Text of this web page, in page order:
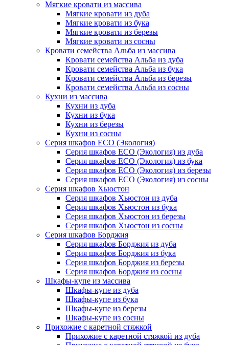
Мягкие кровати из массива
Мягкие кровати из дуба
Мягкие кровати из бука
Мягкие кровати из березы
Мягкие кровати из сосны
Кровати семейства Альба из массива
Кровати семейства Альба из дуба
Кровати семейства Альба из бука
Кровати семейства Альба из березы
Кровати семейства Альба из сосны
Кухни из массива
Кухни из дуба
Кухни из бука
Кухни из березы
Кухни из сосны
Серия шкафов ECO (Экология)
Серия шкафов ECO (Экология) из дуба
Серия шкафов ECO (Экология) из бука
Серия шкафов ECO (Экология) из березы
Серия шкафов ECO (Экология) из сосны
Серия шкафов Хьюстон
Серия шкафов Хьюстон из дуба
Серия шкафов Хьюстон из бука
Серия шкафов Хьюстон из березы
Серия шкафов Хьюстон из сосны
Серия шкафов Борджия
Серия шкафов Борджия из дуба
Серия шкафов Борджия из бука
Серия шкафов Борджия из березы
Серия шкафов Борджия из сосны
Шкафы-купе из массива
Шкафы-купе из дуба
Шкафы-купе из бука
Шкафы-купе из березы
Шкафы-купе из сосны
Прихожие с каретной стяжкой
Прихожие с каретной стяжкой из дуба